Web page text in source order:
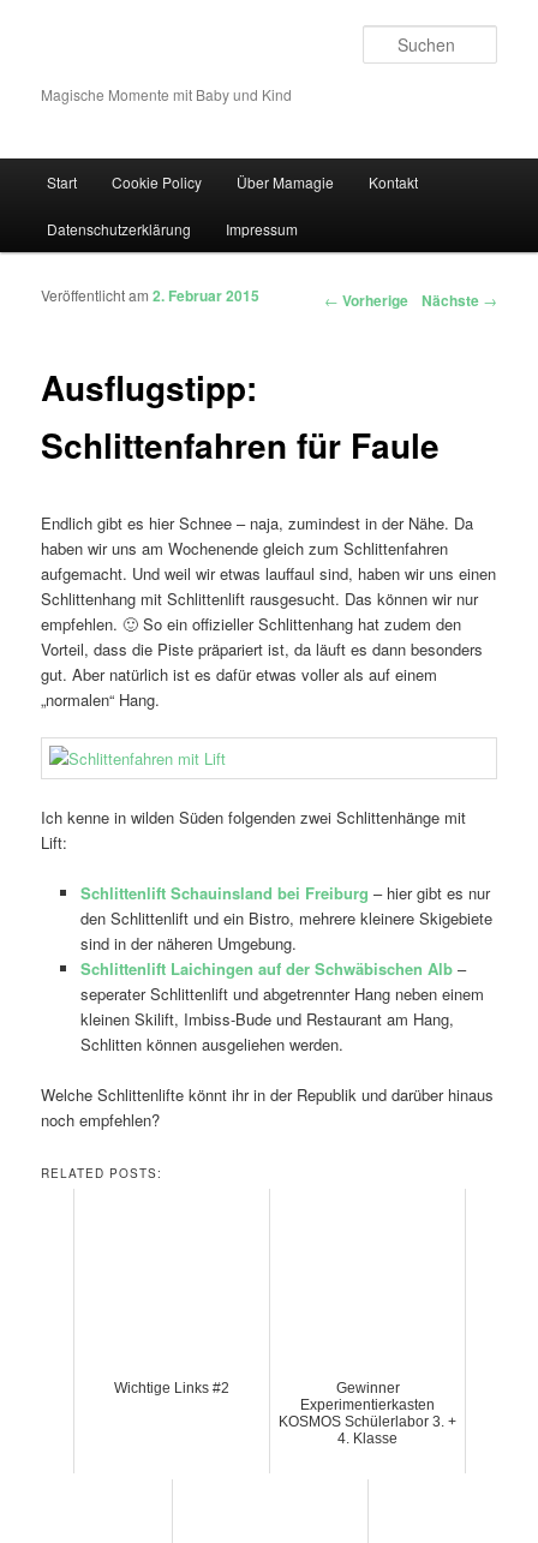
Magische Momente mit Baby und Kind
Zum Inhalt wechseln
Zum sekundären Inhalt wechseln
Start Cookie Policy Über Mamagie Kontakt
Datenschutzerklärung Impressum
Artikelnavigation ← Vorherige Nächste →
Ausflugstipp:
Schlittenfahren für Faule
Veröffentlicht am2. Februar 2015
Endlich gibt es hier Schnee – naja, zumindest in der Nähe. Da
haben wir uns am Wochenende gleich zum Schlittenfahren
aufgemacht. Und weil wir etwas lauffaul sind, haben wir uns einen
Schlittenhang mit Schlittenlift rausgesucht. Das können wir nur
empfehlen. 🙂 So ein offizieller Schlittenhang hat zudem den
Vorteil, dass die Piste präpariert ist, da läuft es dann besonders
gut. Aber natürlich ist es dafür etwas voller als auf einem
„normalen“ Hang.
Ich kenne in wilden Süden folgenden zwei Schlittenhänge mit
Lift:
Schlittenlift Schauinsland bei Freiburg – hier gibt es nur
den Schlittenlift und ein Bistro, mehrere kleinere Skigebiete
sind in der näheren Umgebung.
Schlittenlift Laichingen auf der Schwäbischen Alb–
seperater Schlittenlift und abgetrennter Hang neben einem
kleinen Skilift, Imbiss-Bude und Restaurant am Hang,
Schlitten können ausgeliehen werden.
Welche Schlittenlifte könnt ihr in der Republik und darüber hinaus
noch empfehlen?
RELATED POSTS:
Wichtige Links #2
Gewinner
Experimentierkasten
KOSMOS Schülerlabor 3. +
4. Klasse